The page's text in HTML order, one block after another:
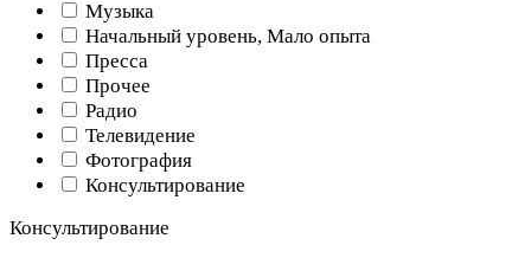
Музыка
Начальный уровень, Мало опыта
Пресса
Прочее
Радио
Телевидение
Фотография
Консультирование
Консультирование